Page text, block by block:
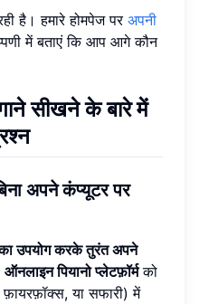
है। हमारे होमपेज पर अपनी
में बताएं कि आप आगे कौन
सीखने के बारे में
अपने कंप्यूटर पर
उपयोग करके तुरंत अपने
ऑनलाइन पियानो प्लेटफ़ॉर्मको
या सफारी) में